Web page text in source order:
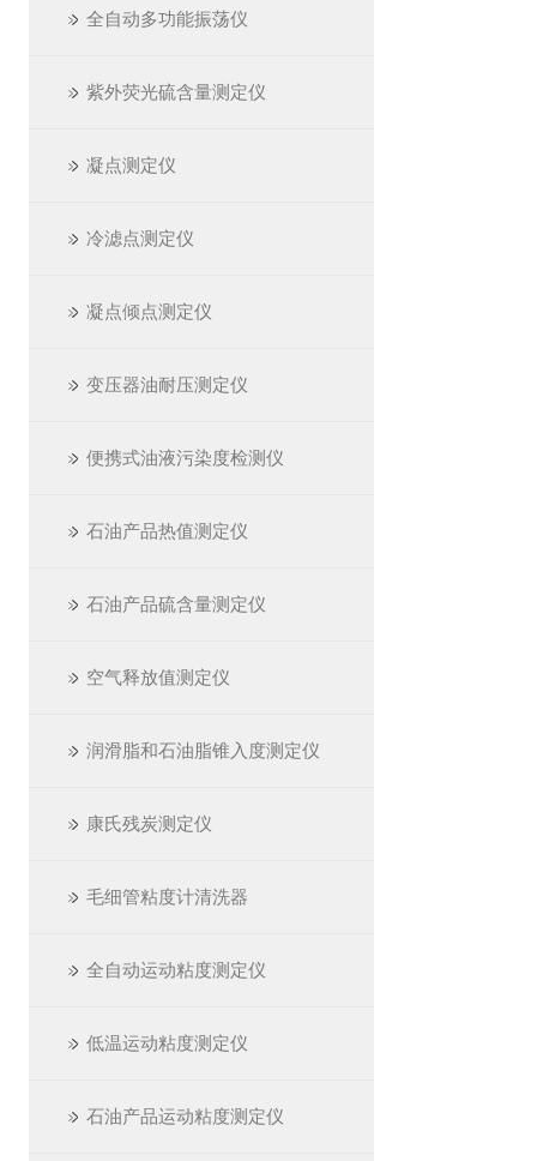
全自动多功能振荡仪
紫外荧光硫含量测定仪
凝点测定仪
冷滤点测定仪
凝点倾点测定仪
变压器油耐压测定仪
便携式油液污染度检测仪
石油产品热值测定仪
石油产品硫含量测定仪
空气释放值测定仪
润滑脂和石油脂锥入度测定仪
康氏残炭测定仪
毛细管粘度计清洗器
全自动运动粘度测定仪
低温运动粘度测定仪
石油产品运动粘度测定仪